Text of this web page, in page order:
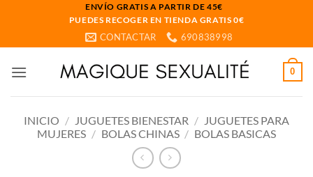
ENVÍO GRATIS A PARTIR DE 45€
PUEDES RECOGER EN TIENDA GRATIS 0€
CONTACTAR 690838998
0
INICIO / JUGUETES BIENESTAR / JUGUETES PARA
MUJERES / BOLAS CHINAS / BOLAS BASICAS